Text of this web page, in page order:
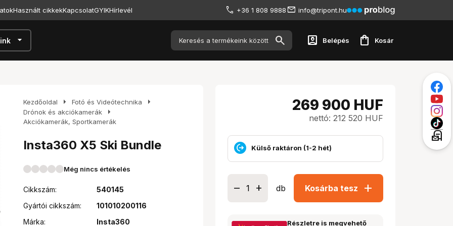
Használt cikkekKapcsolatGYIKHírlevél +36 1 808 9888 info@tripont.hu
arrow_drop_down account_box Belépés shopping_bag Kosár
Kezdőoldal arrow_right Fotó és Videótechnika arrow_right
Drónok és akciókamerák arrow_right
Akciókamerák, Sportkamerák
Insta360 X5 Ski Bundle
Még nincs értékelés
Cikkszám:
540145
Gyártói cikkszám:
101010200116
Márka:
Insta360
269 900 HUF
nettó: 212 520 HUF
Külső raktáron (1-2 hét)
db Kosárba tesz add
Részletre is megvehető
local_post_office